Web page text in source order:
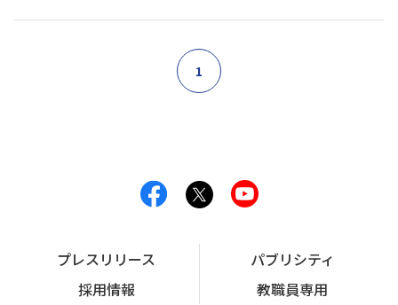
1
プレスリリース
パブリシティ
採用情報
教職員専用